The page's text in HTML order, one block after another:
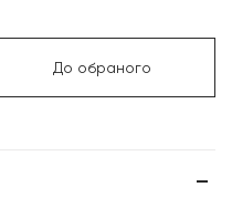
До обраного